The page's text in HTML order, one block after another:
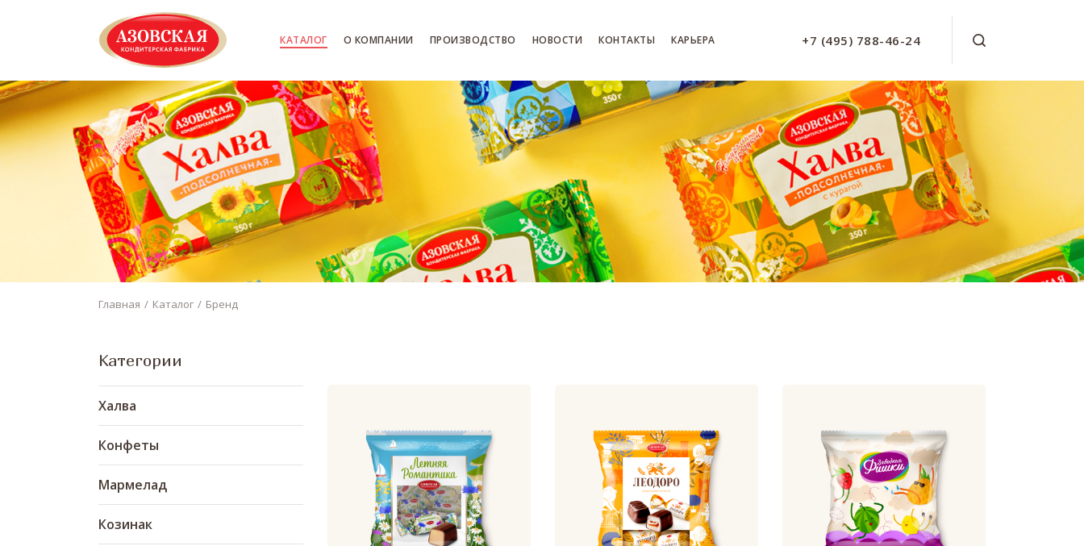
КАТАЛОГ О КОМПАНИИ ПРОИЗВОДСТВО НОВОСТИ КОНТАКТЫ КАРЬЕРА +7 (495) 788-46-24
Главная Каталог Бренд
Категории
Халва
Конфеты
Мармелад
Козинак